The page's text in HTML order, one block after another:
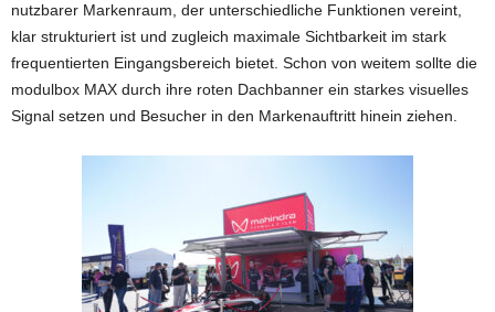
nutzbarer Markenraum, der unterschiedliche Funktionen vereint,
klar strukturiert ist und zugleich maximale Sichtbarkeit im stark
frequentierten Eingangsbereich bietet. Schon von weitem sollte die
modulbox MAX durch ihre roten Dachbanner ein starkes visuelles
Signal setzen und Besucher in den Markenauftritt hinein ziehen.